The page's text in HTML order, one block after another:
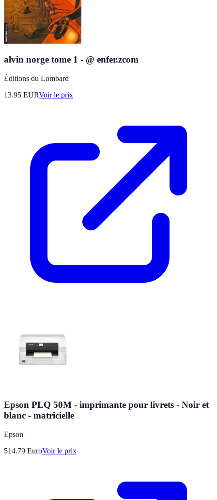
alvin norge tome 1 - @ enfer.zcom
Éditions du Lombard
13.95 EURVoir le prix
Epson PLQ 50M - imprimante pour livrets - Noir et
blanc - matricielle
Epson
514.79 EuroVoir le prix